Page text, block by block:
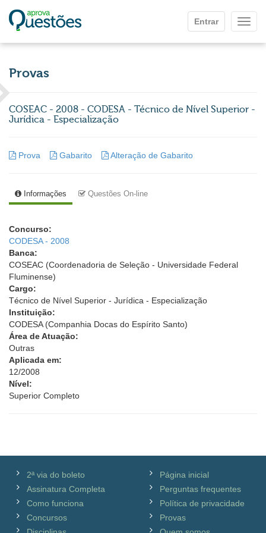
Entrar
Provas
COSEAC - 2008 - CODESA - Técnico de Nível Superior -
Jurídica - Especialização
Prova Gabarito Alteração de Gabarito
Informações Questões On-line
Concurso:
CODESA - 2008
Banca:
COSEAC (Coordenadoria de Seleção - Universidade Federal
Fluminense)
Cargo:
Técnico de Nível Superior - Jurídica - Especialização
Instituição:
CODESA (Companhia Docas do Espírito Santo)
Área de Atuação:
Outras
Aplicada em:
12/2008
Nível:
Superior Completo
2ª via do boleto
Assinatura Completa
Como funciona
Concursos
Página inicial
Perguntas frequentes
Política de privacidade
Provas